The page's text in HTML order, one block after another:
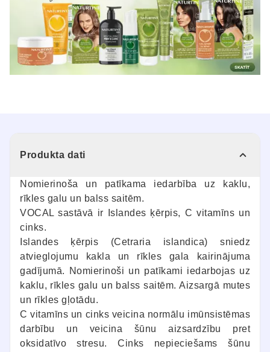
Produkta dati
Nomierinoša un patīkama iedarbība uz kaklu,
rīkles galu un balss saitēm.
VOCAL sastāvā ir Islandes ķērpis, C vitamīns un
cinks.
Islandes ķērpis (Cetraria islandica) sniedz
atvieglojumu kakla un rīkles gala kairinājuma
gadījumā. Nomierinoši un patīkami iedarbojas uz
kaklu, rīkles galu un balss saitēm. Aizsargā mutes
un rīkles gļotādu.
C vitamīns un cinks veicina normālu imūnsistēmas
darbību un veicina šūnu aizsardzību pret
oksidatīvo stresu. Cinks nepieciešams šūnu